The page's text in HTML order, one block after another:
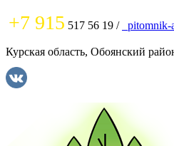
+7 915 517 56 19 / pitomnik-
Курская область, Обоянский